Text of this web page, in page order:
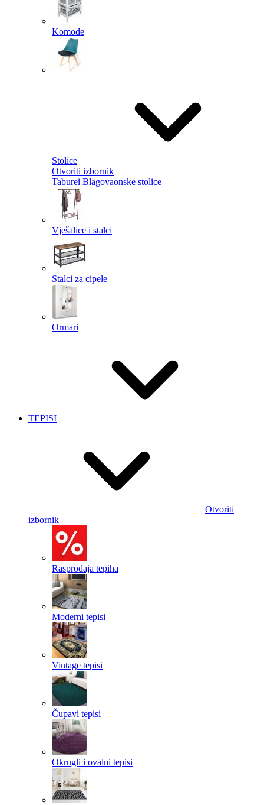
Komode
Stolice
Otvoriti izbornik
Taburei Blagovaonske stolice
Vješalice i stalci
Stalci za cipele
Ormari
TEPISI
Otvoriti
izbornik
Rasprodaja tepiha
Moderni tepisi
Vintage tepisi
Čupavi tepisi
Okrugli i ovalni tepisi